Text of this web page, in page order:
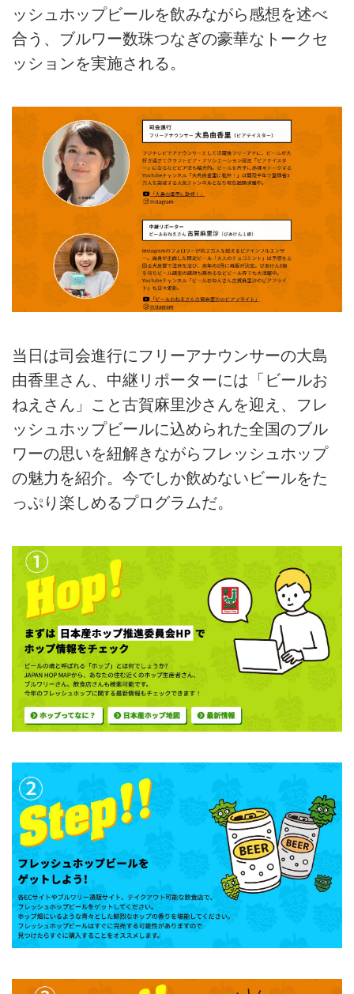
ッシュホップビールを飲みながら感想を述べ
合う、ブルワー数珠つなぎの豪華なトークセ
ッションを実施される。
当日は司会進行にフリーアナウンサーの大島
由香里さん、中継リポーターには「ビールお
ねえさん」こと古賀麻里沙さんを迎え、フレ
ッシュホップビールに込められた全国のブル
ワーの思いを紐解きながらフレッシュホップ
の魅力を紹介。今でしか飲めないビールをた
っぷり楽しめるプログラムだ。